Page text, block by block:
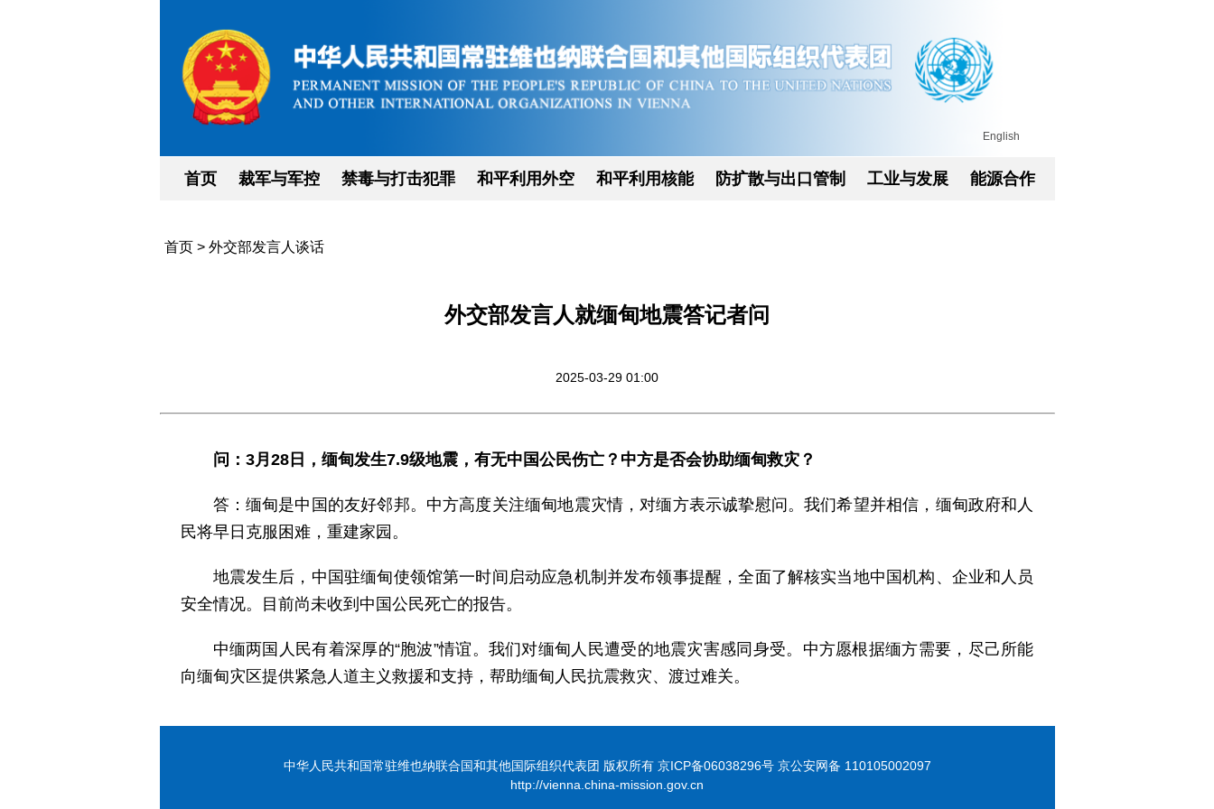
English
首页 裁军与军控 禁毒与打击犯罪 和平利用外空 和平利用核能 防扩散与出口管制 工业与发展 能源合作
首页> 外交部发言人谈话
外交部发言人就缅甸地震答记者问
2025-03-29 01:00
问：3月28日，缅甸发生7.9级地震，有无中国公民伤亡？中方是否会协助缅甸救灾？
答：缅甸是中国的友好邻邦。中方高度关注缅甸地震灾情，对缅方表示诚挚慰问。我们希望并相信，缅甸政府和人
民将早日克服困难，重建家园。
地震发生后，中国驻缅甸使领馆第一时间启动应急机制并发布领事提醒，全面了解核实当地中国机构、企业和人员
安全情况。目前尚未收到中国公民死亡的报告。
中缅两国人民有着深厚的“胞波”情谊。我们对缅甸人民遭受的地震灾害感同身受。中方愿根据缅方需要，尽己所能
向缅甸灾区提供紧急人道主义救援和支持，帮助缅甸人民抗震救灾、渡过难关。
中华人民共和国常驻维也纳联合国和其他国际组织代表团 版权所有 京ICP备06038296号 京公安网备 110105002097
http://vienna.china-mission.gov.cn